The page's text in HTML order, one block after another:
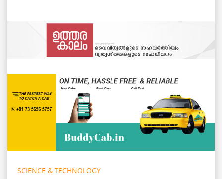
SCIENCE & TECHNOLOGY